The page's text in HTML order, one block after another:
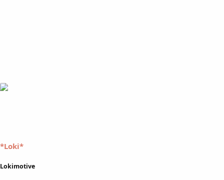
*Loki*
Lokimotive